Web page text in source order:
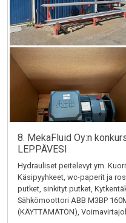
8. MekaFluid Oy:n
LEPPÄVESI
Hydrauliset peitelevyt ym.
Käsipyyhkeet, wc-paperit ja
putket, sinkityt putket,
Sähkömoottori ABB M3BP
(KÄYTTÄMÄTÖN),